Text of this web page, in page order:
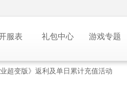
服表 礼包中心 游戏专题
业超变版》返利及单日累计充值活动